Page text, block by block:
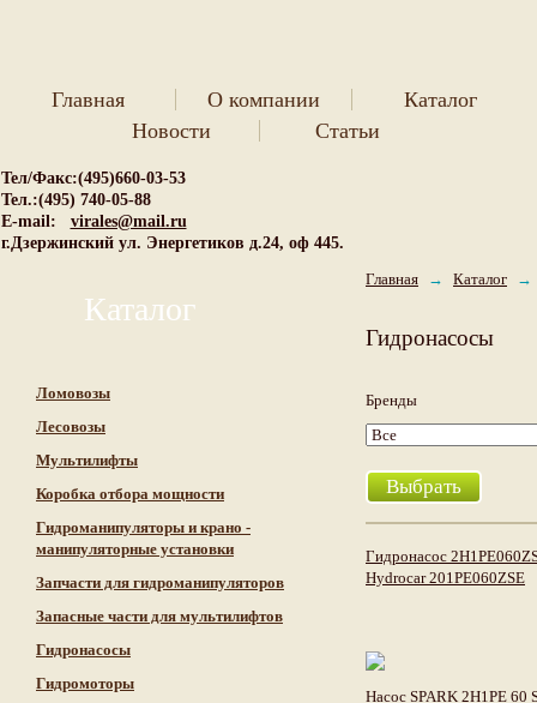
Новости Статьи
Главная О компании Каталог
Тел/Факс:(495)660-03-53
Тел.:(495) 740-05-88
E-mail:
virales@mail.ru
г.Дзержинский ул. Энергетиков д.24, оф 445.
Главная
→ Каталог →
Каталог
Ломовозы
Лесовозы
Мультилифты
Коробка отбора мощности
Гидроманипуляторы и крано -
манипуляторные установки
Запчасти для гидроманипуляторов
Запасные части для мультилифтов
Гидронасосы
Гидромоторы
Гидронасосы
Бренды
Гидронасос
Hydrocar 201PE060ZSE
Насос SPARK 2H1PE 60